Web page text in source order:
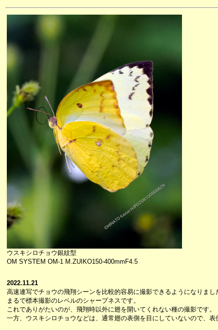
ウスキシロチョウ銀紋型
OM SYSTEM OM-1 M.ZUIKO150-400mmF4.5
2022.11.21
高速連写でチョウの飛翔シーンを比較的容易に撮影できるようになりまし
まるで標本撮影のレベルのシャープネスです。
これでありがたいのが、飛翔時以外に翅を開いてくれない種の撮影です。
一方、ウスキシロチョウなどは、通常翅の表側を目にしていないので、